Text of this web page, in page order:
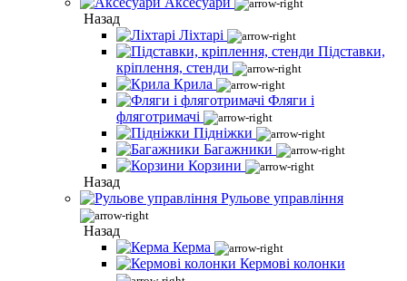
Назад
Ліхтарі
Підставки,
кріплення, стенди
Крила
Фляги і
фляготримачі
Підніжки
Багажники
Корзини
Назад
Рульове управління
Назад
Керма
Кермові колонки